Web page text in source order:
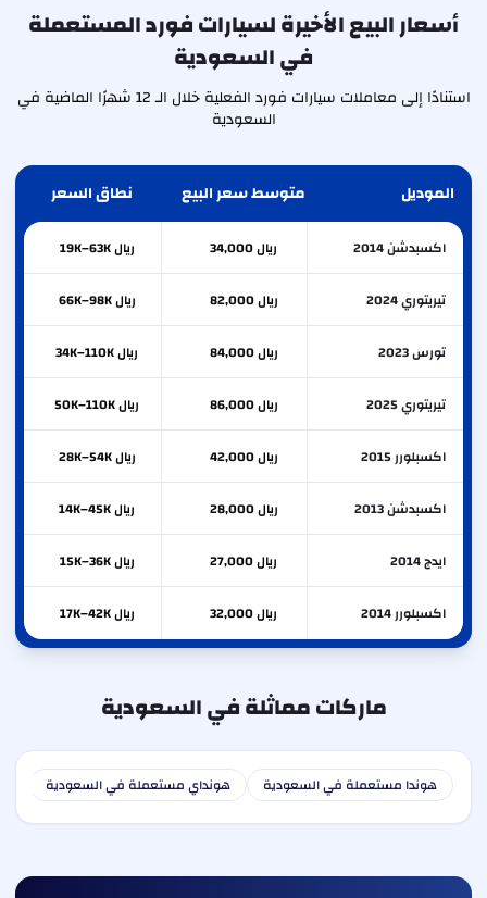
السعودية
سيارات فورد ترانزيت جديدة في ابتداءً من
أسعار البيع الأخيرة لسيارات فورد المستعملة
في السعودية
استنادًا إلى معاملات سيارات فورد الفعلية خلال الـ 12 شهرًا الماضية في
السعودية
الموديل متوسط سعر البيع نطاق السعر
اكسبدشن 2014 ريال 34,000 ريال 19K–63K
تيريتوري 2024 ريال 82,000 ريال 66K–98K
تورس 2023 ريال 84,000 ريال 34K–110K
تيريتوري 2025 ريال 86,000 ريال 50K–110K
اكسبلورر 2015 ريال 42,000 ريال 28K–54K
اكسبدشن 2013 ريال 28,000 ريال 14K–45K
ايدج 2014 ريال 27,000 ريال 15K–36K
اكسبلورر 2014 ريال 32,000 ريال 17K–42K
ماركات مماثلة في السعودية
هوندا مستعملة في السعودية هونداي مستعملة في السعودية